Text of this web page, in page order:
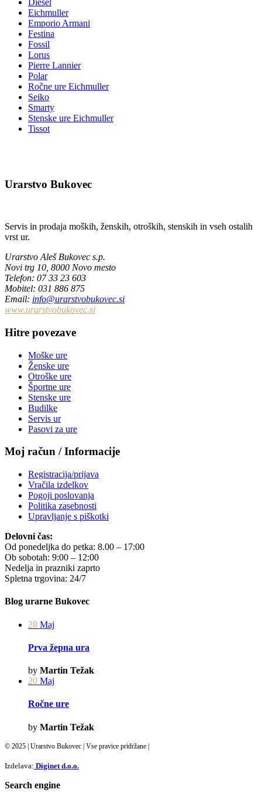
Eichmuller
Emporio Armani
Festina
Fossil
Lorus
Pierre Lannier
Polar
Ročne ure Eichmuller
Seiko
Smarty
Stenske ure Eichmuller
Tissot
Urarstvo Bukovec
Servis in prodaja moških, ženskih, otroških, stenskih in vseh ostalih
vrst ur.
Urarstvo Aleš Bukovec s.p.
Novi trg 10, 8000 Novo mesto
Telefon: 07 33 23 603
Mobitel: 031 886 875
Email: info@urarstvobukovec.si
www.urarstvobukovec.si
Hitre povezave
Moške ure
Ženske ure
Otroške ure
Športne ure
Stenske ure
Budilke
Servis ur
Pasovi za ure
Moj račun / Informacije
Registracija/prijava
Vračila izdelkov
Pogoji poslovanja
Politika zasebnosti
Upravljanje s piškotki
Delovni čas:
Od ponedeljka do petka: 8.00 – 17:00
Ob sobotah: 9:00 – 12:00
Nedelja in prazniki zaprto
Spletna trgovina: 24/7
Blog urarne Bukovec
28 Maj
Prva žepna ura
by Martin Težak
20 Maj
Ročne ure
by Martin Težak
© 2025 | Urarstvo Bukovec | Vse pravice pridržane |
Izdelava: Diginet d.o.o.
Search engine